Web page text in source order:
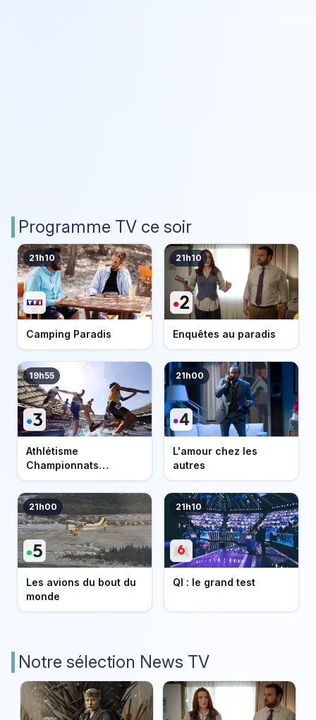
Programme TV ce soir
21h10
Camping Paradis
21h10
Enquêtes au paradis
19h55
Athlétisme
Championnats
d'Europe 2026
21h00
L'amour chez les
autres
21h00
Les avions du bout du
monde
21h10
QI : le grand test
Notre sélection News TV